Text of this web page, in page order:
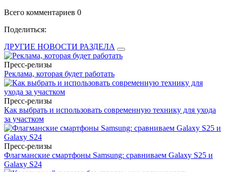
Всего комментариев 0
Поделиться:
ДРУГИЕ НОВОСТИ РАЗДЕЛА
Пресс-релизы
Реклама, которая будет работать
Пресс-релизы
Как выбрать и использовать современную технику для ухода
за участком
Пресс-релизы
Флагманские смартфоны Samsung: сравниваем Galaxy S25 и
Galaxy S24